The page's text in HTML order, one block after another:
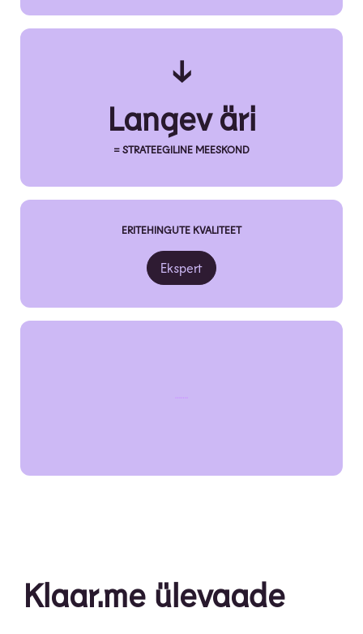
↓
Langev äri
= STRATEEGILINE MEESKOND
ERITEHINGUTE KVALITEET
Ekspert
…….
Klaar.me ülevaade